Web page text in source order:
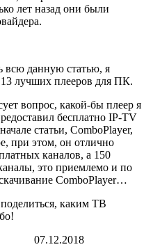
лет назад они были
всю данную статью, я
13 лучших плееров для ПК.
вопрос, какой-бы плеер я
бесплатно IP-TV
статьи, ComboPlayer,
при этом, он отлично
каналов, а 150
это приемлемо и по
ComboPlayer…
каким ТВ
07.12.2018